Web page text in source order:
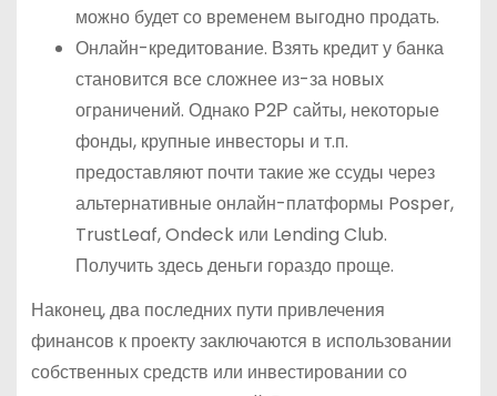
можно будет со временем выгодно продать.
Онлайн-кредитование. Взять кредит у банка
становится все сложнее из-за новых
ограничений. Однако Р2Р сайты, некоторые
фонды, крупные инвесторы и т.п.
предоставляют почти такие же ссуды через
альтернативные онлайн-платформы Posper,
TrustLeaf, Ondeck или Lending Club.
Получить здесь деньги гораздо проще.
Наконец, два последних пути привлечения
финансов к проекту заключаются в использовании
собственных средств или инвестировании со